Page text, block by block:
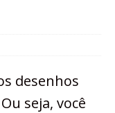
desenhos
seja, você